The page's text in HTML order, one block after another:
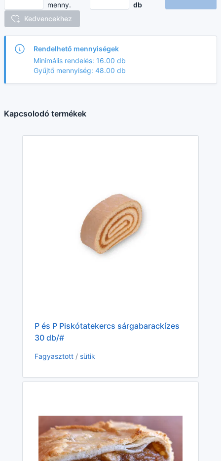
menny.
db
Kedvencekhez
Rendelhető mennyiségek
Minimális rendelés: 16.00 db
Gyűjtő mennyiség: 48.00 db
Kapcsolodó termékek
P és P Piskótatekercs sárgabarackízes
30 db/#
Fagyasztott/sütik